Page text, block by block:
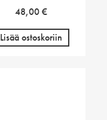
48,00€
Lisää ostoskoriin